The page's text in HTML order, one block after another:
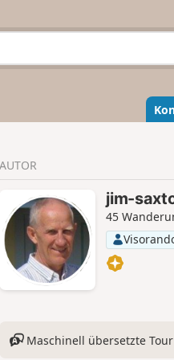
AUTOR
jim-
45
Maschinell übersetzte